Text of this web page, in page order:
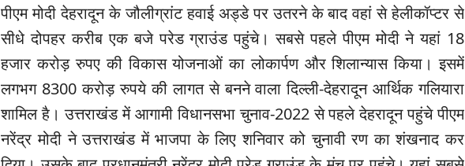
पीएम मोदी देहरादून के जौलीग्रांट हवाई अड्डे पर उतरने के बाद वहां से हेलीकॉप्टर से
सीधे दोपहर करीब एक बजे परेड ग्राउंड पहुंचे। ‌सबसे पहले पीएम मोदी ने यहां 18
हजार करोड़ रुपए की विकास योजनाओं का लोकार्पण और शिलान्यास किया। इसमें
लगभग 8300 करोड़ रुपये की लागत से बनने वाला दिल्ली-देहरादून आर्थिक गलियारा
शामिल है। उत्तराखंड में आगामी विधानसभा चुनाव-2022 से पहले देहरादून पहुंचे पीएम
नरेंद्र मोदी ने उत्तराखंड में भाजपा के लिए शनिवार को चुनावी रण का शंखनाद कर